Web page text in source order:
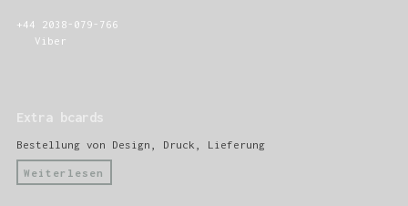
+44 2038-079-766
Viber
Extra bcards
Bestellung von Design, Druck, Lieferung
Weiterlesen